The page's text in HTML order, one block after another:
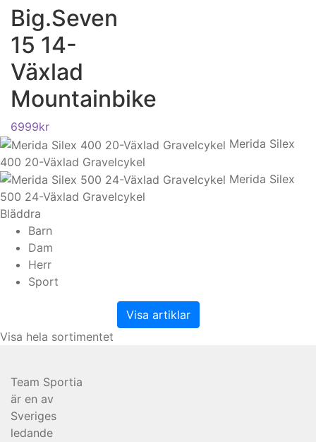
Big.Seven
15 14-
Växlad
Mountainbike
6999kr
Merida Silex
400 20-Växlad Gravelcykel
Merida Silex
500 24-Växlad Gravelcykel
Bläddra
Barn
Dam
Herr
Sport
Visa artiklar
Visa hela sortimentet
Team Sportia
är en av
Sveriges
ledande